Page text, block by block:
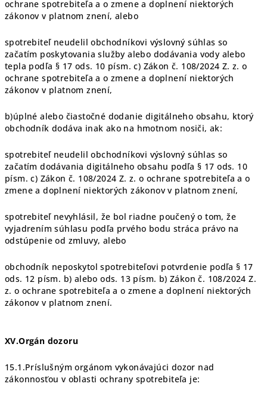
ochrane spotrebiteľa a o zmene a doplnení niektorých
zákonov v platnom znení, alebo
spotrebiteľ neudelil obchodníkovi výslovný súhlas so
začatím poskytovania služby alebo dodávania vody alebo
tepla podľa § 17 ods. 10 písm. c) Zákon č. 108/2024 Z. z. o
ochrane spotrebiteľa a o zmene a doplnení niektorých
zákonov v platnom znení,
b)úplné alebo čiastočné dodanie digitálneho obsahu, ktorý
obchodník dodáva inak ako na hmotnom nosiči, ak:
spotrebiteľ neudelil obchodníkovi výslovný súhlas so
začatím dodávania digitálneho obsahu podľa § 17 ods. 10
písm. c) Zákon č. 108/2024 Z. z. o ochrane spotrebiteľa a o
zmene a doplnení niektorých zákonov v platnom znení,
spotrebiteľ nevyhlásil, že bol riadne poučený o tom, že
vyjadrením súhlasu podľa prvého bodu stráca právo na
odstúpenie od zmluvy, alebo
obchodník neposkytol spotrebiteľovi potvrdenie podľa § 17
ods. 12 písm. b) alebo ods. 13 písm. b) Zákon č. 108/2024 Z.
z. o ochrane spotrebiteľa a o zmene a doplnení niektorých
zákonov v platnom znení.
XV.Orgán dozoru
15.1.Príslušným orgánom vykonávajúci dozor nad
zákonnosťou v oblasti ochrany spotrebiteľa je: